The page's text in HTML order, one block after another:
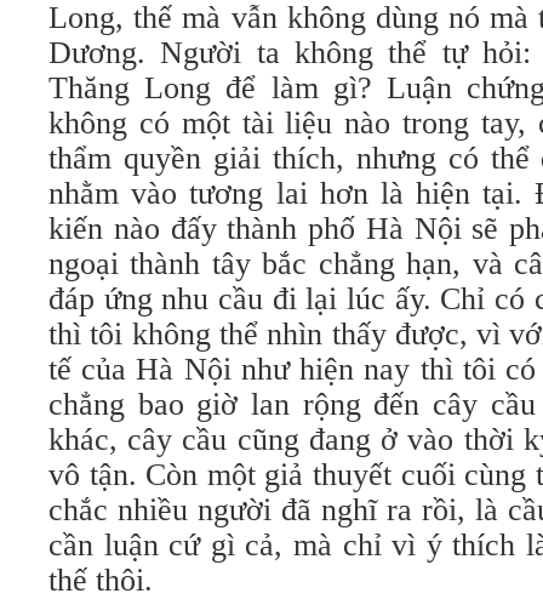
Long, thế mà vẫn không dùng nó mà
Dương. Người ta không thể tự
Thăng Long để làm gì? Luận
không có một tài liệu nào trong tay,
thẩm quyền giải thích, nhưng có
nhằm vào tương lai hơn là hiện tại.
kiến nào đấy thành phố Hà Nội sẽ
ngoại thành tây bắc chẳng hạn, và
đáp ứng nhu cầu đi lại lúc ấy. Chỉ có
thì tôi không thể nhìn thấy được, vì
tế của Hà Nội như hiện nay thì tôi
chẳng bao giờ lan rộng đến cây
khác, cây cầu cũng đang ở vào thời
vô tận. Còn một giả thuyết cuối
chắc nhiều người đã nghĩ ra rồi, là
cần luận cứ gì cả, mà chỉ vì ý thích
thế thôi.